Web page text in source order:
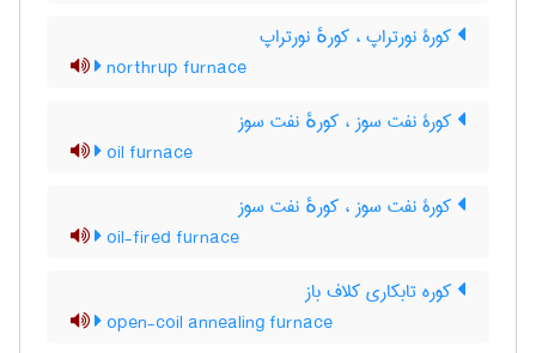
کورۀ نورتراپ ، کورهٔ نورتراپ
northrup furnace
کورۀ نفت سوز ، کورهٔ نفت سوز
oil furnace
کورۀ نفت سوز ، کورهٔ نفت سوز
oil-fired furnace
کوره تابکاری کلاف باز
open-coil annealing furnace